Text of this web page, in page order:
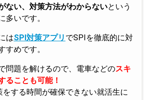
ない、対策方法がわからないという
多いです。
はSPI対策アプリ でSPIを徹底的に対
すめです。
問題を解けるので、電車などのスキ
ることも可能！
をする時間が確保できない就活生に